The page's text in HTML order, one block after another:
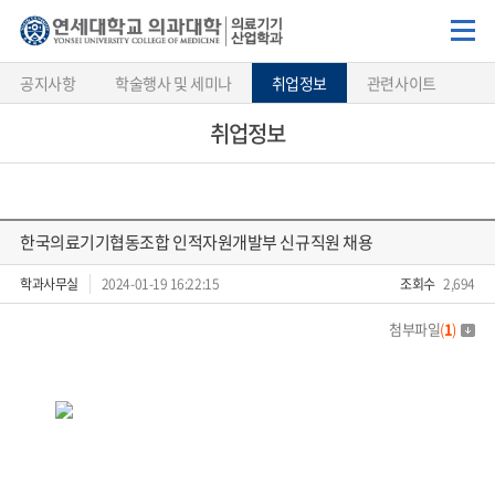
공지사항 학술행사 및 세미나 취업정보 관련사이트
취업정보
한국의료기기협동조합 인적자원개발부 신규직원 채용
학과사무실 2024-01-19 16:22:15 조회수 2,694
첨부파일(1)